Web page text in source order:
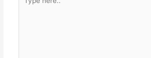
here..